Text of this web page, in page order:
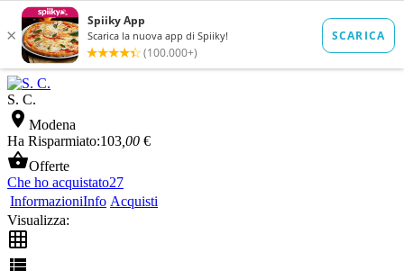
S. C.
 Modena
Ha Risparmiato:103 ,00 €
Offerte
Che ho acquistato27
InformazioniInfo Acquisti
Visualizza:

